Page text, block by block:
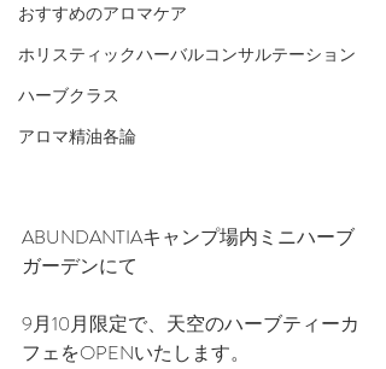
おすすめのアロマケア
ホリスティックハーバルコンサルテーション
ハーブクラス
アロマ精油各論
ABUNDANTIAキャンプ場内ミニハーブ
ガーデンにて
9月10月限定で、天空のハーブティーカ
フェをOPENいたします。